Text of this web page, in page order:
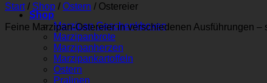
Shop
Marzipan Geschenkboxen
Marzipanbrote
Marzipanherzen
Marzipankartoffeln
Ostern
Pralinen
Start / Shop / Ostern / Ostereier
Feine Marzipan-Ostereier in verschiedenen Ausführungen –